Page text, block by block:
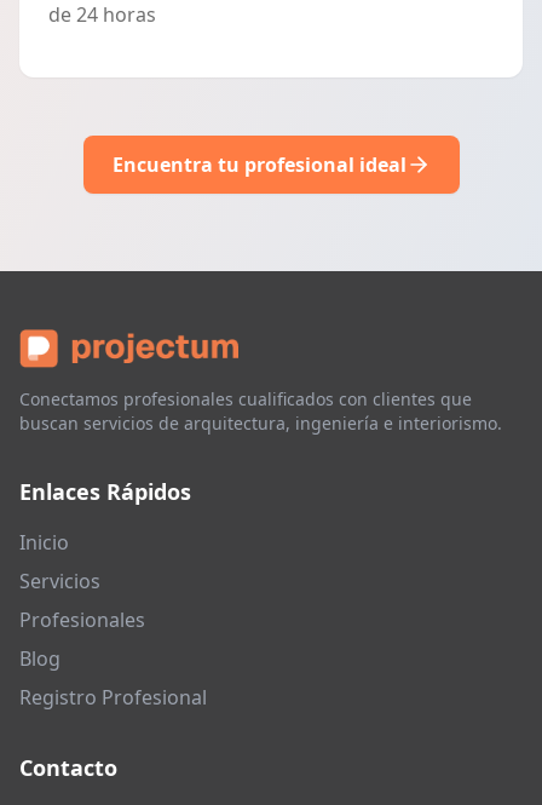
de 24 horas
Encuentra tu profesional ideal
Conectamos profesionales cualificados con clientes que
buscan servicios de arquitectura, ingeniería e interiorismo.
Enlaces Rápidos
Inicio
Servicios
Profesionales
Blog
Registro Profesional
Contacto